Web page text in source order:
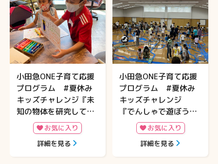
小田急ONE子育て応援
プログラム #夏休み
キッズチャレンジ『未
知の物体を研究して商
品アイデアを考えよ
う！起業家の創造力体
験ワークショップ』開
催
お気に入り
詳細を見る
小田急ONE子育て応援
プログラム #夏休み
キッズチャレンジ
『でんしゃで遊ぼう！
巨大なレールで自分の
電車を走らせよう！～
第２弾』開催
お気に入り
詳細を見る